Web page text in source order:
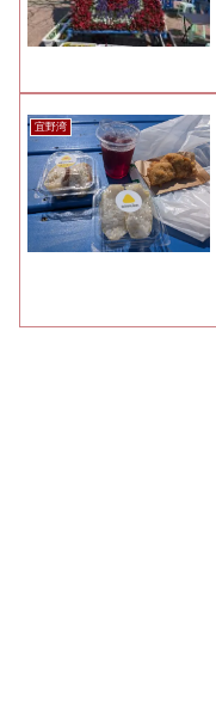
宜野湾